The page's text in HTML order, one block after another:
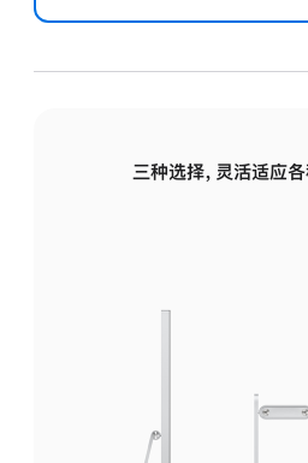
三种选择，灵活适应各